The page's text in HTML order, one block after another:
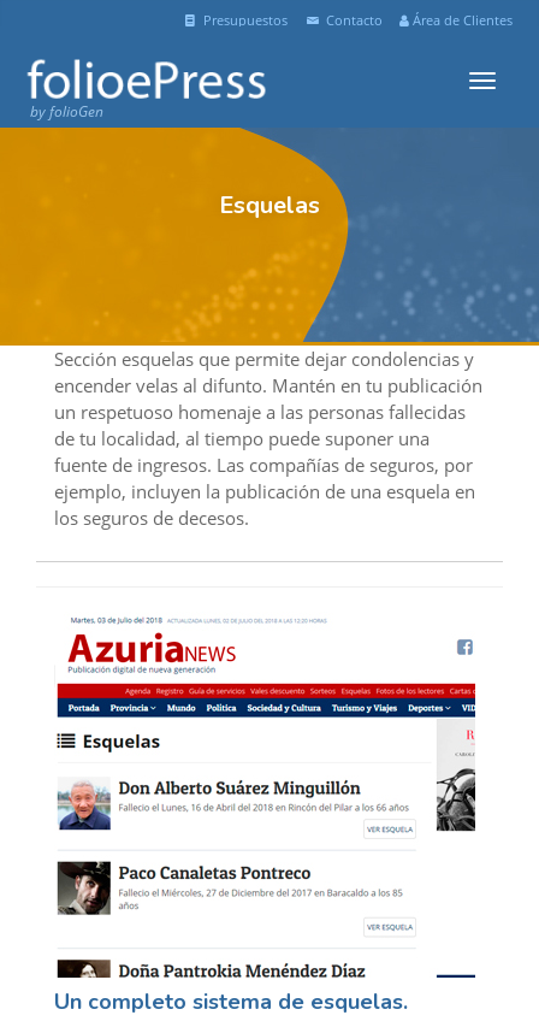
Presupuestos Contacto Área de Clientes
by folioGen
Menu
Esquelas
Sección esquelas que permite dejar condolencias y
encender velas al difunto. Mantén en tu publicación
un respetuoso homenaje a las personas fallecidas
de tu localidad, al tiempo puede suponer una
fuente de ingresos. Las compañías de seguros, por
ejemplo, incluyen la publicación de una esquela en
los seguros de decesos.
Un completo sistema de esquelas.